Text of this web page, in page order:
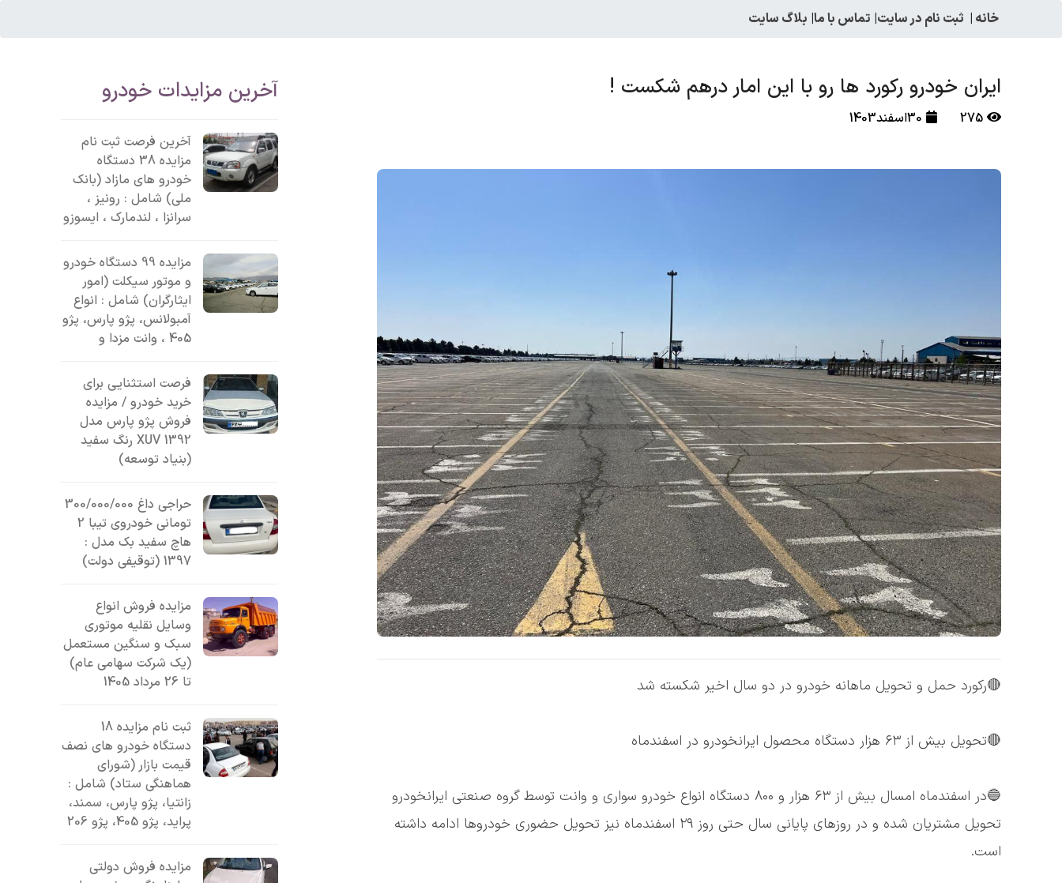
خانه | ثبت نام در سایت| تماس با ما| بلاگ سایت
ایران خودرو رکورد ها رو با این امار درهم شکست !
275 30اسفند1403
🔴رکورد حمل و تحویل ماهانه خودرو در دو سال اخیر شکسته شد
🔴تحویل بیش از ۶۳ هزار دستگاه محصول ایرانخودرو در اسفندماه
🔵در اسفندماه امسال بیش از ۶۳ هزار و ۸۰۰ دستگاه انواع خودرو سواری و وانت توسط گروه صنعتی ایرانخودرو
تحویل مشتریان شده و در روزهای پایانی سال حتی روز ۲۹ اسفندماه نیز تحویل حضوری خودروها ادامه داشته
است.
آخرین مزایدات خودرو
آخرین فرصت ثبت نام
مزایده 38 دستگاه
خودرو های مازاد (بانک
ملی) شامل : رونیز ،
سرانزا ، لندمارک ، ایسوزو
مزایده 99 دستگاه خودرو
و موتور سیکلت (امور
ایثارگران) شامل : انواع
آمبولانس، پژو پارس، پژو
405 ، وانت مزدا و
فرصت استثنایی برای
خرید خودرو / مزایده
فروش پژو پارس مدل
1392 XUV رنگ سفید
(بنیاد توسعه)
حراجی داغ 300/000/000
تومانی خودروی تیبا 2
هاچ سفید بک مدل :
1397 (توقیفی دولت)
مزایده فروش انواع
وسایل نقلیه موتوری
سبک و سنگین مستعمل
(یک شرکت سهامی عام)
تا 26 مرداد 1405
ثبت نام مزایده 18
دستگاه خودرو های نصف
قیمت بازار (شورای
هماهنگی ستاد) شامل :
زانتیا، پژو پارس، سمند،
پراید، پژو 405، پژو 206
مزایده فروش دولتی